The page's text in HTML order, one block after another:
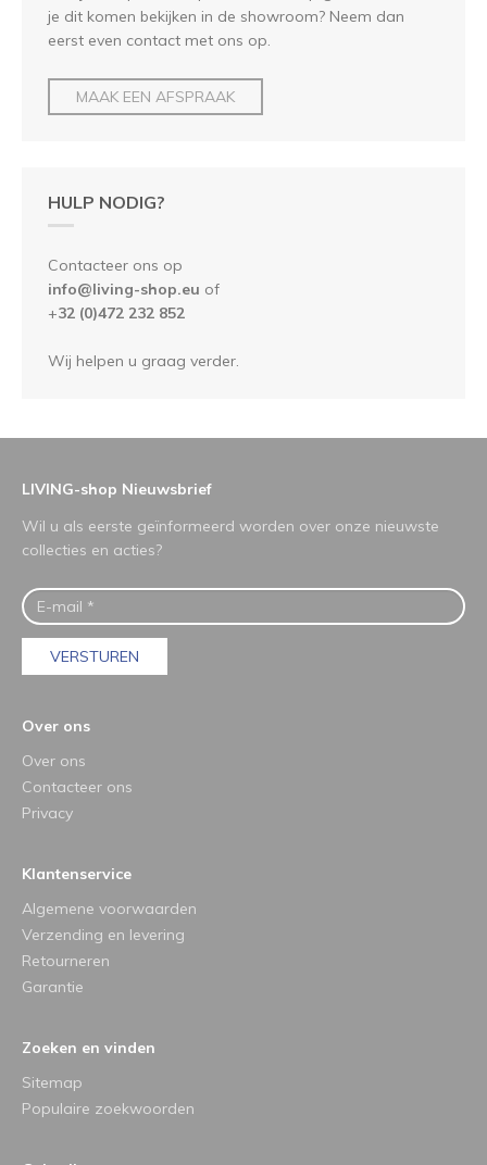
je dit komen bekijken in de showroom? Neem dan
eerst even contact met ons op.
MAAK EEN AFSPRAAK
HULP NODIG?
Contacteer ons op
info@living-shop.eu of
+32 (0)472 232 852
Wij helpen u graag verder.
LIVING-shop Nieuwsbrief
Wil u als eerste geïnformeerd worden over onze nieuwste
collecties en acties?
VERSTUREN
Over ons
Over ons
Contacteer ons
Privacy
Klantenservice
Algemene voorwaarden
Verzending en levering
Retourneren
Garantie
Zoeken en vinden
Sitemap
Populaire zoekwoorden